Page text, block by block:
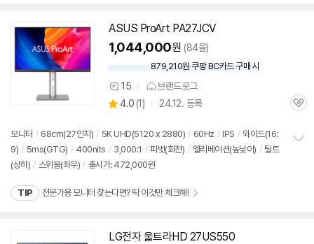
ASUS ProArt PA27JCV
1,044,000원 (84몰)
우
할
인
879,210원 쿠팡 BC카드 구매 시
상
품
견
15 브랜드로그
별
4.0 (상
리
뷰
1) 24.12. 등록
관
모니터 / 68cm(27인치) / 5K UHD(5120 x 2880) / 60Hz / IPS / 와이드(16:
9) / 5ms(GTG) / 400nits / 3,000:1 / 피벗(회전) / 엘리베이션(높낮이) / 틸트
(상하) / 스위블(좌우) / 출시가: 472,000원
TIP 전문가용 모니터 찾는다면? 딱 이것만 체크해!
LG전자 울트라HD 27US550